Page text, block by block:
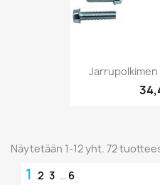
Näytetään 1-12 yht. 72
1 2 3 … 6